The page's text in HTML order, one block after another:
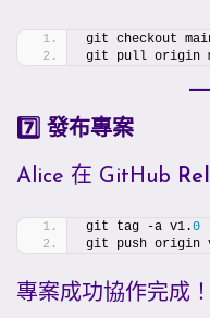
git checkout
git pull origin
7️⃣ 發布專案
Alice 在 GitHub
git tag -a v1.0
git push origin
專案成功協作完成